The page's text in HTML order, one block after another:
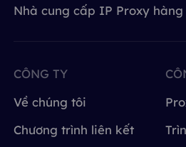
Nhà cung cấp IP Proxy
CÔNG TY
Về chúng tôi
Chương trình liên kết